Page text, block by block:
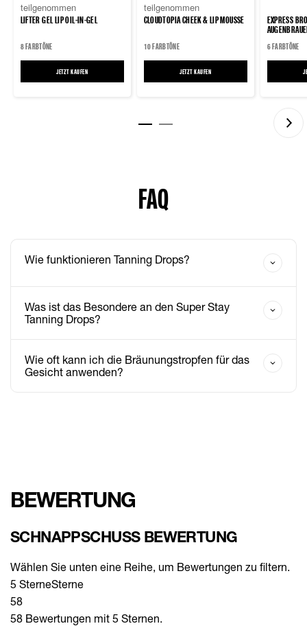
Bewertungen
teilgenommen
LIFTER GEL LIP OIL-IN-GEL
8 FARBTÖNE
JETZT KAUFEN
Bewertungen
teilgenommen
CLOUDTOPIA CHEEK & LIP MOUSSE
10 FARBTÖNE
JETZT KAUFEN
von
5
EXPRESS
6 FARBTÖNE
FAQ
Wie funktionieren Tanning Drops?
Was ist das Besondere an den Super Stay
Tanning Drops?
Wie oft kann ich die Bräunungstropfen für das
Gesicht anwenden?
BEWERTUNG
SCHNAPPSCHUSS BEWERTUNG
Wählen Sie unten eine Reihe, um Bewertungen zu filtern.
5 SterneSterne
58
58 Bewertungen mit 5 Sternen.